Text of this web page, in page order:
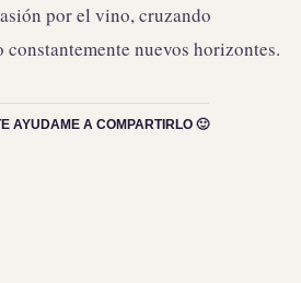
por el vino, cruzando
nuevos horizontes.
AYUDAME A COMPARTIRLO 🙂